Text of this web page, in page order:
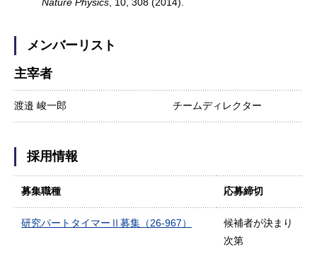
メンバーリスト
主宰者
渡邉 峻一郎 チームディレクター
採用情報
募集職種 応募締切
研究パートタイマーⅡ募集（26-967）
候補者が決まり
次第